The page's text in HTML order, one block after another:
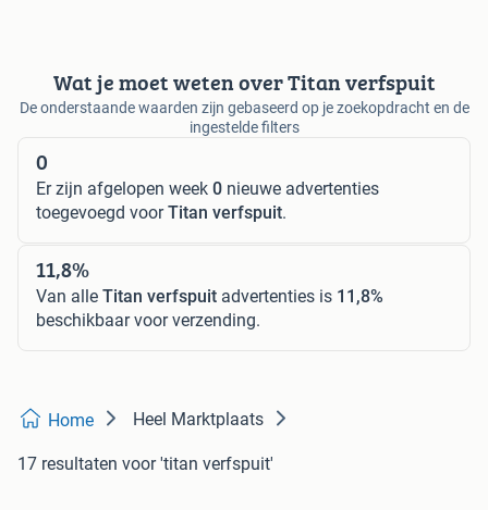
Wat je moet weten over Titan verfspuit
De onderstaande waarden zijn gebaseerd op je zoekopdracht en de
ingestelde filters
0
Er zijn afgelopen week 0 nieuwe advertenties
toegevoegd voorTitan verfspuit.
11,8%
Van alle Titan verfspuit advertenties is 11,8%
beschikbaar voor verzending.
Home Heel Marktplaats
17 resultaten voor 'titan verfspuit'